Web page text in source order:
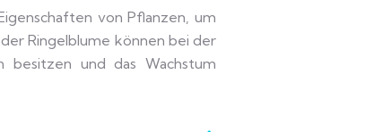
von Pflanzen, um
Ringelblume können bei der
besitzen und das Wachstum